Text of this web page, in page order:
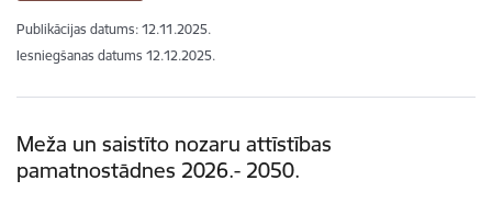
Publikācijas datums: 12.11.2025.
Iesniegšanas datums 12.12.2025.
Meža un saistīto nozaru attīstības
pamatnostādnes 2026.- 2050.